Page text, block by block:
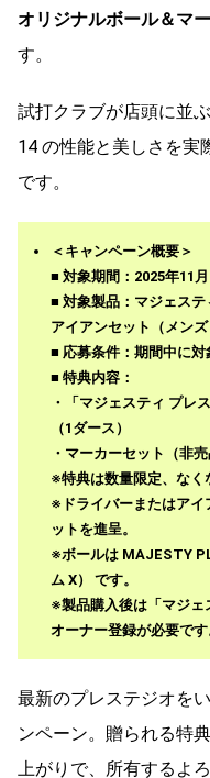
オリジナルボール＆マ
す。
試打クラブが店頭に並
14 の性能と美しさを実
です。
＜キャンペーン概要＞
■ 対象期間 ：2025年11
■ 対象製品 ：マジェス
アイアンセット（メンズ
■ 応募条件 ：期間中に
■ 特典内容 ：
・「マジェスティ プレ
（1ダース）
・マーカーセット（非売
※特典は数量限定、なく
※ドライバーまたはアイ
ットを進呈。
※ボールは MAJESTY
ム X）
です。
※製品購入後は「マジェ
オーナー登録が必要です
最新のプレステジオを
ンペーン。贈られる特
上がりで、所有するよ